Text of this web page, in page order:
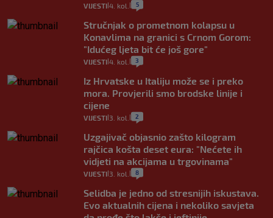
VIJESTI 4. kol. 5
Stručnjak o prometnom kolapsu u
Konavlima na granici s Crnom Gorom:
"Idućeg ljeta bit će još gore"
VIJESTI 4. kol. 3
Iz Hrvatske u Italiju može se i preko
mora. Provjerili smo brodske linije i
cijene
VIJESTI 3. kol. 2
Uzgajivač objasnio zašto kilogram
rajčica košta deset eura: "Nećete ih
vidjeti na akcijama u trgovinama"
VIJESTI 3. kol. 8
Selidba je jedno od stresnijih iskustava.
Evo aktualnih cijena i nekoliko savjeta